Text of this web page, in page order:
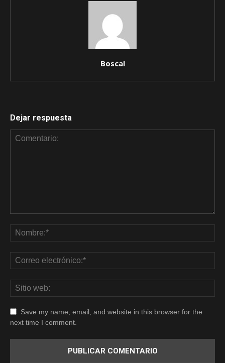
Boscal
Dejar respuesta
Save my name, email, and website in this browser for the
next time I comment.